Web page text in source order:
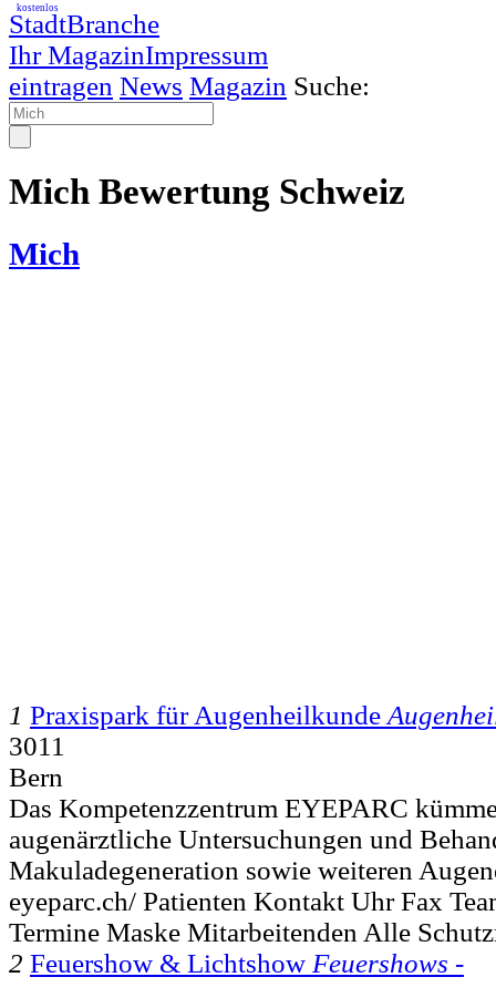
StadtBranche
Ihr MagazinImpressum
kostenlos
eintragen News Magazin Suche:
Mich Bewertung Schweiz
Mich
1 Praxispark für Augenheilkunde
3011
Bern
Das Kompetenzzentrum EYEPARC
augenärztliche Untersuchungen und
Makuladegeneration sowie weiteren
eyeparc.ch/ Patienten Kontakt Uhr Fax
Termine Maske Mitarbeitenden Alle
2 Feuershow & Lichtshow Feuershows -